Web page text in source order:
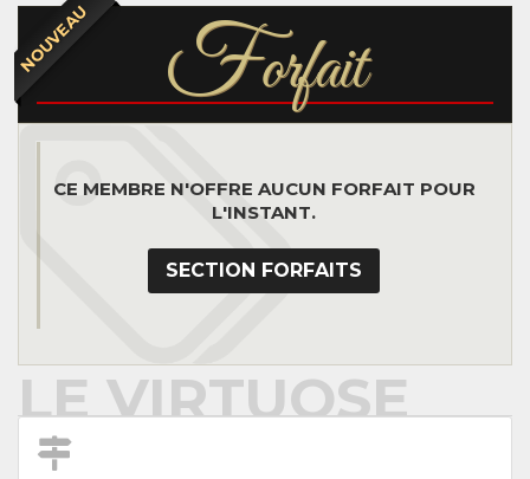
NOUVEAU Forfait
CE MEMBRE N'OFFRE AUCUN FORFAIT POUR
L'INSTANT.
SECTION FORFAITS
LE VIRTUOSE